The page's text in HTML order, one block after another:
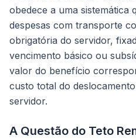
obedece a uma sistemática
despesas com transporte
obrigatória do servidor,
vencimento básico ou
valor do benefício
custo total do
servidor.
A Questão do Teto